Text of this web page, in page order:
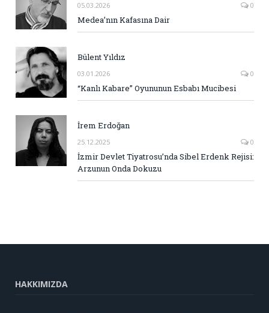
05.03.2026 0
Medea’nın Kafasına Dair
Bülent Yıldız
03.01.2026 0
“Kanlı Kabare” Oyununun Esbabı Mucibesi
İrem Erdoğan
25.12.2025 0
İzmir Devlet Tiyatrosu’nda Sibel Erdenk Rejisi:
Arzunun Onda Dokuzu
HAKKIMIZDA